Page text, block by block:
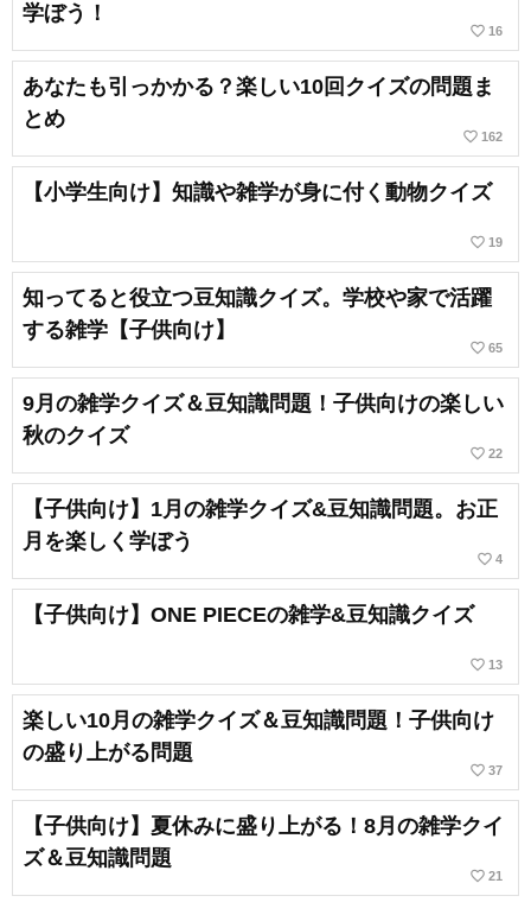
学ぼう！
favorite_border 16
あなたも引っかかる？楽しい10回クイズの問題ま
とめ
favorite_border 162
【小学生向け】知識や雑学が身に付く動物クイズ
favorite_border 19
知ってると役立つ豆知識クイズ。学校や家で活躍
する雑学【子供向け】
favorite_border 65
9月の雑学クイズ＆豆知識問題！子供向けの楽しい
秋のクイズ
favorite_border 22
【子供向け】1月の雑学クイズ&豆知識問題。お正
月を楽しく学ぼう
favorite_border 4
【子供向け】ONE PIECEの雑学&豆知識クイズ
favorite_border 13
楽しい10月の雑学クイズ＆豆知識問題！子供向け
の盛り上がる問題
favorite_border 37
【子供向け】夏休みに盛り上がる！8月の雑学クイ
ズ＆豆知識問題
favorite_border 21